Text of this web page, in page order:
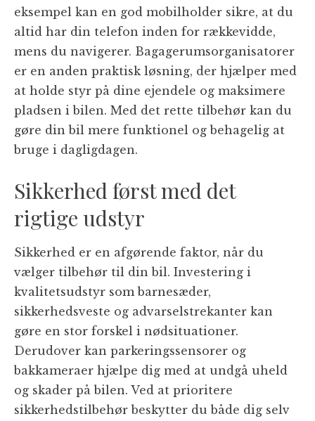
eksempel kan en god mobilholder sikre, at du
altid har din telefon inden for rækkevidde,
mens du navigerer. Bagagerumsorganisatorer
er en anden praktisk løsning, der hjælper med
at holde styr på dine ejendele og maksimere
pladsen i bilen. Med det rette tilbehør kan du
gøre din bil mere funktionel og behagelig at
bruge i dagligdagen.
Sikkerhed først med det
rigtige udstyr
Sikkerhed er en afgørende faktor, når du
vælger tilbehør til din bil. Investering i
kvalitetsudstyr som barnesæder,
sikkerhedsveste og advarselstrekanter kan
gøre en stor forskel i nødsituationer.
Derudover kan parkeringssensorer og
bakkameraer hjælpe dig med at undgå uheld
og skader på bilen. Ved at prioritere
sikkerhedstilbehør beskytter du både dig selv